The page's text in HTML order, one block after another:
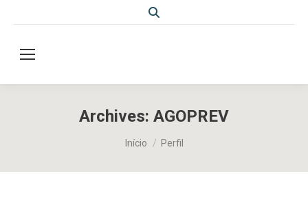
Search:
Archives: AGOPREV
Início Perfil